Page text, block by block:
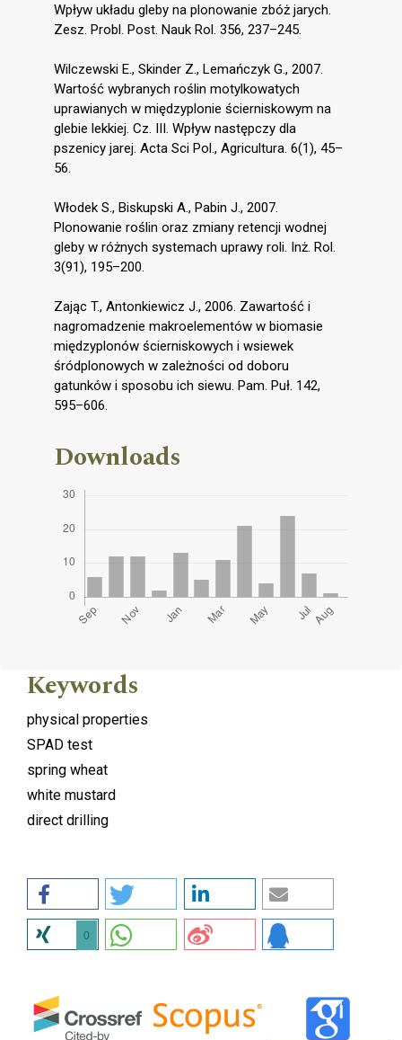
Wpływ układu gleby na plonowanie zbóż jarych.
Zesz. Probl. Post. Nauk Rol. 356, 237–245.
Wilczewski E., Skinder Z., Lemańczyk G., 2007.
Wartość wybranych roślin motylkowatych
uprawianych w międzyplonie ścierniskowym na
glebie lekkiej. Cz. III. Wpływ następczy dla
pszenicy jarej. Acta Sci Pol., Agricultura. 6(1), 45–
56.
Włodek S., Biskupski A., Pabin J., 2007.
Plonowanie roślin oraz zmiany retencji wodnej
gleby w różnych systemach uprawy roli. Inż. Rol.
3(91), 195–200.
Zając T., Antonkiewicz J., 2006. Zawartość i
nagromadzenie makroelementów w biomasie
międzyplonów ścierniskowych i wsiewek
śródplonowych w zależności od doboru
gatunków i sposobu ich siewu. Pam. Puł. 142,
595–606.
Downloads
Keywords
physical properties
SPAD test
spring wheat
white mustard
direct drilling
0